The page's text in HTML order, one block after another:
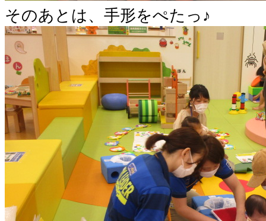
そのあとは、手形をぺたっ♪